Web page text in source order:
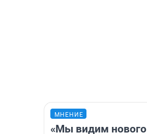
МНЕНИЕ
«Мы видим нового